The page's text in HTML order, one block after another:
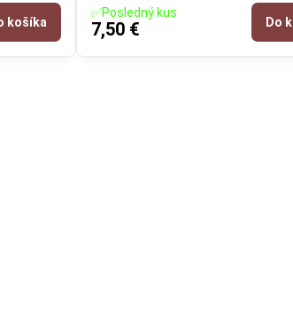
košíka
✅Posledný kus
7,50 € Do